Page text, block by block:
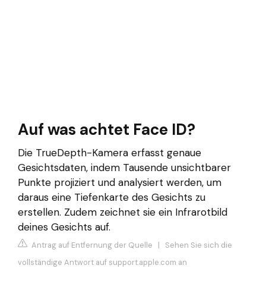
Auf was achtet Face ID?
Die TrueDepth-Kamera erfasst genaue
Gesichtsdaten, indem Tausende unsichtbarer
Punkte projiziert und analysiert werden, um
daraus eine Tiefenkarte des Gesichts zu
erstellen. Zudem zeichnet sie ein Infrarotbild
deines Gesichts auf.
Antrag auf Entfernung der Quelle | Sehen Sie sich die
vollständige Antwort auf support.apple.com an